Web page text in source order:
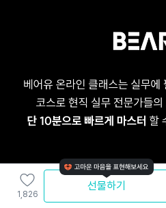
1,826
선물하기